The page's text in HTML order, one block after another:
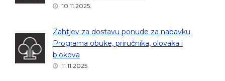
10.11.2025.
Zahtjev za dostavu ponude za nabavku
Programa obuke, priručnika, olovaka i
blokova
11.11.2025.